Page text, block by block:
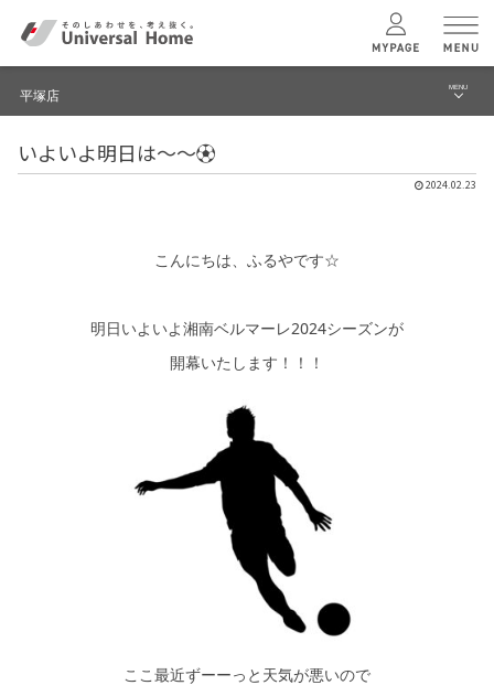
ユニバーサル ホームの特長
検索・見学予約
シミュレーション
コラボ情報
平塚店 MENU
ブログ
いよいよ明日は～～⚽
2024.02.23
こんにちは、ふるやです☆
明日いよいよ湘南ベルマーレ2024シーズンが
開幕いたします！！！
ここ最近ずーーっと天気が悪いので